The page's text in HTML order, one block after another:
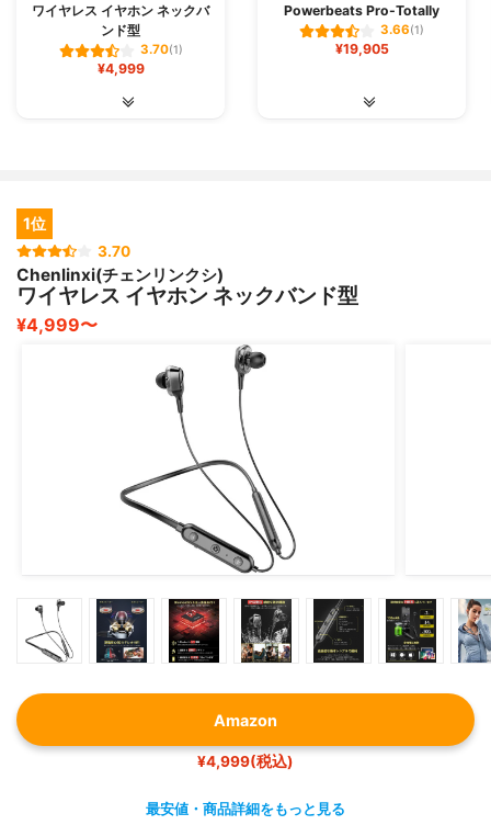
ワイヤレス イヤホン ネックバ
ンド型
3.70(1)
¥4,999
Powerbeats Pro-Totally
3.66(1)
¥19,905
1位
3.70
Chenlinxi(チェンリンクシ)
ワイヤレス イヤホン ネックバンド型
¥4,999〜
Amazon
¥4,999(税込)
最安値・商品詳細をもっと見る